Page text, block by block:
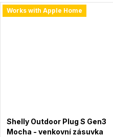
Works with Apple Home
Shelly Outdoor Plug S Gen3
Mocha - venkovní zásuvka